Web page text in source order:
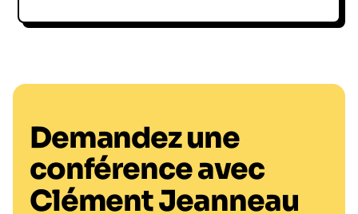
Demandez une
conférence avec
Clément Jeanneau